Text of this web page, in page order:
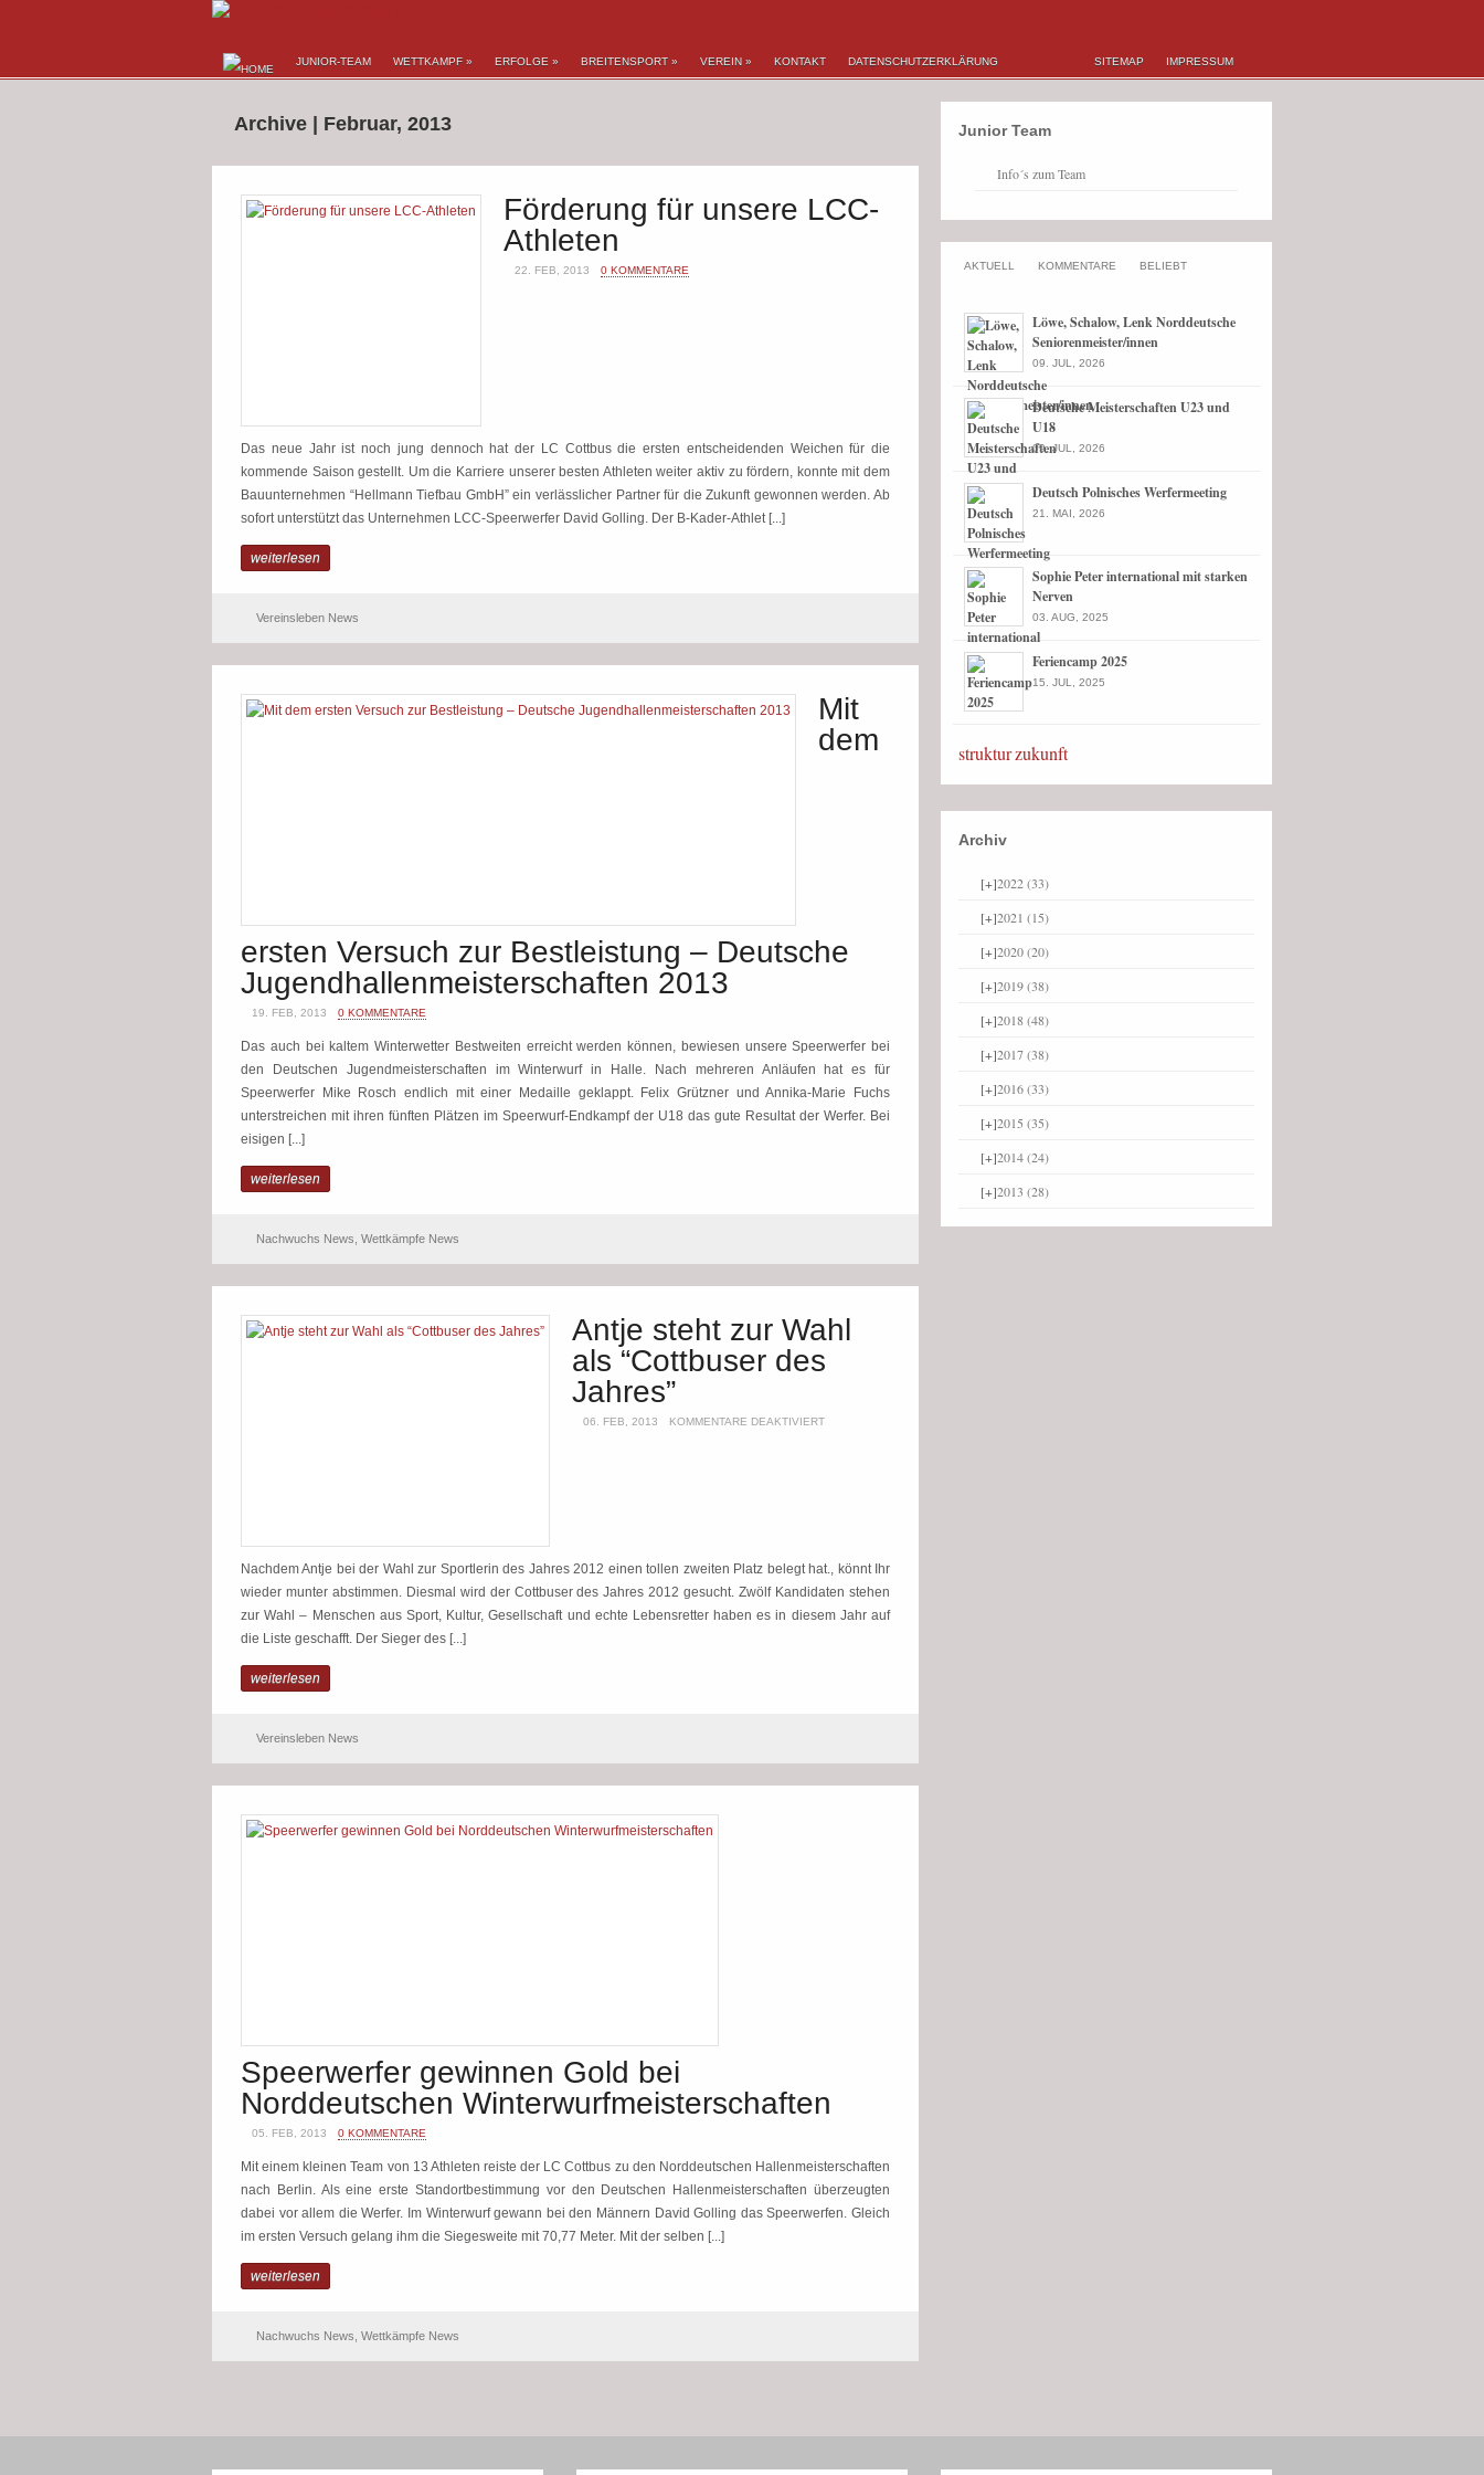
JUNIOR-TEAM WETTKAMPF » ERFOLGE » BREITENSPORT » VEREIN » KONTAKT DATENSCHUTZERKLÄRUNG SITEMAP IMPRESSUM
Archive | Februar, 2013
Förderung für unsere LCC-
Athleten
22. FEB, 2013 0 KOMMENTARE
Das neue Jahr ist noch jung dennoch hat der LC Cottbus die ersten entscheidenden Weichen für die
kommende Saison gestellt. Um die Karriere unserer besten Athleten weiter aktiv zu fördern, konnte mit dem
Bauunternehmen “Hellmann Tiefbau GmbH” ein verlässlicher Partner für die Zukunft gewonnen werden. Ab
sofort unterstützt das Unternehmen LCC-Speerwerfer David Golling. Der B-Kader-Athlet [...]
weiterlesen
Vereinsleben News
Mit
dem
ersten Versuch zur Bestleistung – Deutsche
Jugendhallenmeisterschaften 2013
19. FEB, 2013 0 KOMMENTARE
Das auch bei kaltem Winterwetter Bestweiten erreicht werden können, bewiesen unsere Speerwerfer bei
den Deutschen Jugendmeisterschaften im Winterwurf in Halle. Nach mehreren Anläufen hat es für
Speerwerfer Mike Rosch endlich mit einer Medaille geklappt. Felix Grützner und Annika-Marie Fuchs
unterstreichen mit ihren fünften Plätzen im Speerwurf-Endkampf der U18 das gute Resultat der Werfer. Bei
eisigen [...]
weiterlesen
Nachwuchs News Wettkämpfe News
Antje steht zur Wahl
als “Cottbuser des
Jahres”
06. FEB, 2013 KOMMENTARE DEAKTIVIERT
Nachdem Antje bei der Wahl zur Sportlerin des Jahres 2012 einen tollen zweiten Platz belegt hat., könnt Ihr
wieder munter abstimmen. Diesmal wird der Cottbuser des Jahres 2012 gesucht. Zwölf Kandidaten stehen
zur Wahl – Menschen aus Sport, Kultur, Gesellschaft und echte Lebensretter haben es in diesem Jahr auf
die Liste geschafft. Der Sieger des [...]
weiterlesen
Vereinsleben News
Speerwerfer gewinnen Gold bei
Norddeutschen Winterwurfmeisterschaften
05. FEB, 2013 0 KOMMENTARE
Mit einem kleinen Team von 13 Athleten reiste der LC Cottbus zu den Norddeutschen Hallenmeisterschaften
nach Berlin. Als eine erste Standortbestimmung vor den Deutschen Hallenmeisterschaften überzeugten
dabei vor allem die Werfer. Im Winterwurf gewann bei den Männern David Golling das Speerwerfen. Gleich
im ersten Versuch gelang ihm die Siegesweite mit 70,77 Meter. Mit der selben [...]
weiterlesen
Nachwuchs News Wettkämpfe News
Junior Team
Info´s zum Team
AKTUELL KOMMENTARE BELIEBT
Löwe, Schalow, Lenk Norddeutsche
Seniorenmeister/innen
09. JUL, 2026
Deutsche Meisterschaften U23 und
U18
09. JUL, 2026
Deutsch Polnisches Werfermeeting
21. MAI, 2026
Sophie Peter international mit starken
Nerven
03. AUG, 2025
Feriencamp 2025
15. JUL, 2025
strukturzukunft
Archiv
[+]2022(33)
[+]2021 (15)
[+]2020(20)
[+]2019(38)
[+]2018(48)
[+]2017(38)
[+]2016(33)
[+]2015 (35)
[+]2014(24)
[+]2013 (28)